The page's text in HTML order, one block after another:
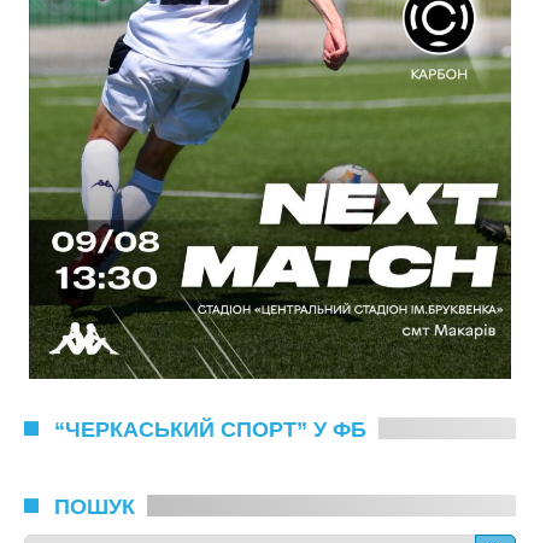
“ЧЕРКАСЬКИЙ СПОРТ” У ФБ
ПОШУК